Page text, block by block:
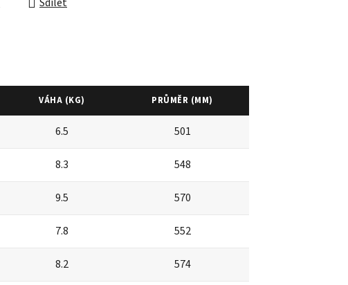
VÁHA (KG) PRŮMĚR (MM)
6.5 501
8.3 548
9.5 570
7.8 552
8.2 574